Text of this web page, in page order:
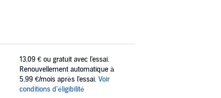
13,09 € ou gratuit avec l'essai.
Renouvellement automatique à
5,99 €/mois après l'essai. Voir
conditions d'éligibilité